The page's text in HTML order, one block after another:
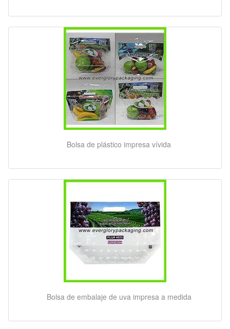
Bolsa de plástico impresa vívida
Bolsa de embalaje de uva impresa a medida